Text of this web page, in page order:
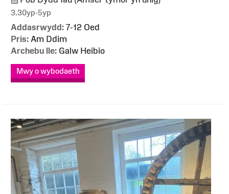
3.30yp-5yp
Addasrwydd: 7-12 Oed
Pris: Am Ddim
Archebu lle: Galw Heibio
Mwy o wybodaeth